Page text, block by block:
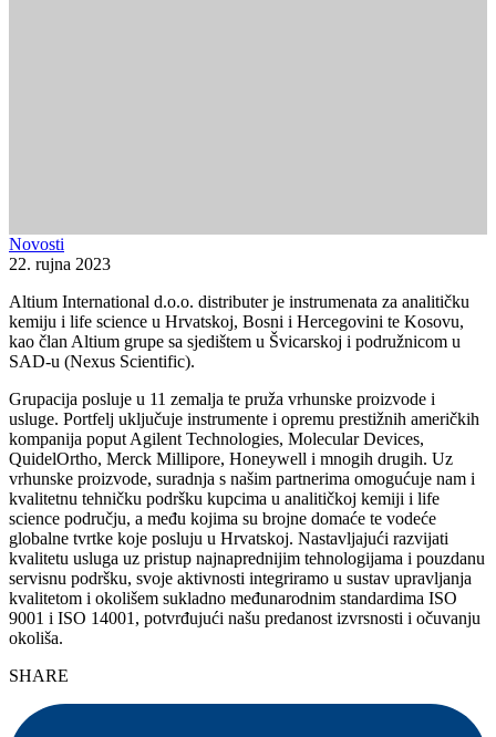
Novosti
22. rujna 2023
Altium International d.o.o. distributer je instrumenata za analitičku
kemiju i life science u Hrvatskoj, Bosni i Hercegovini te Kosovu,
kao član Altium grupe sa sjedištem u Švicarskoj i podružnicom u
SAD-u (Nexus Scientific).
Grupacija posluje u 11 zemalja te pruža vrhunske proizvode i
usluge. Portfelj uključuje instrumente i opremu prestižnih američkih
kompanija poput Agilent Technologies, Molecular Devices,
QuidelOrtho, Merck Millipore, Honeywell i mnogih drugih. Uz
vrhunske proizvode, suradnja s našim partnerima omogućuje nam i
kvalitetnu tehničku podršku kupcima u analitičkoj kemiji i life
science području, a među kojima su brojne domaće te vodeće
globalne tvrtke koje posluju u Hrvatskoj. Nastavljajući razvijati
kvalitetu usluga uz pristup najnaprednijim tehnologijama i pouzdanu
servisnu podršku, svoje aktivnosti integriramo u sustav upravljanja
kvalitetom i okolišem sukladno međunarodnim standardima ISO
9001 i ISO 14001, potvrđujući našu predanost izvrsnosti i očuvanju
okoliša.
SHARE